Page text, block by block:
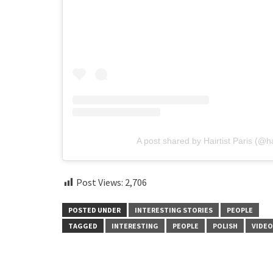
A post shared by Hairtist Paris
Post Views: 2,706
POSTED UNDER INTERESTING STORIES
PEOPLE
TAGGED
INTERESTING PEOPLE POLISH VIDEO